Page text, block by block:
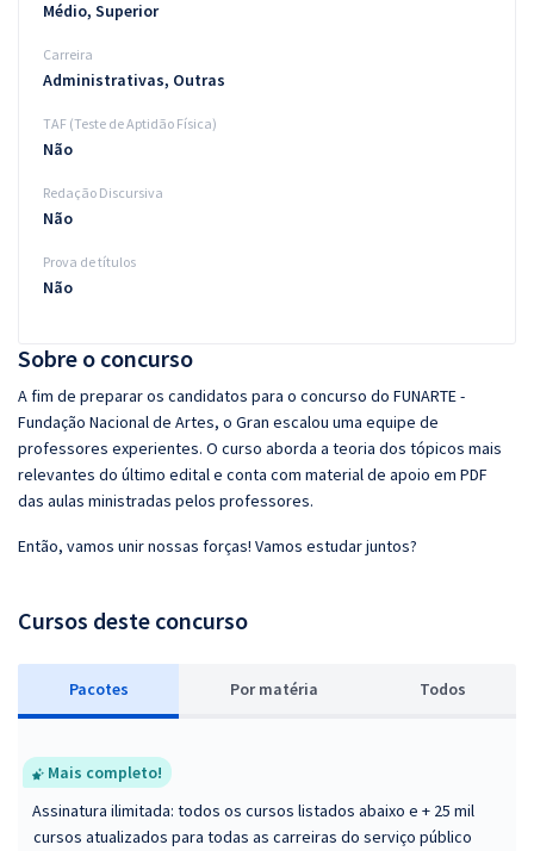
Sobre o concurso
A fim de preparar os candidatos para o concurso do FUNARTE -
Fundação Nacional de Artes, o Gran escalou uma equipe de
professores experientes. O curso aborda a teoria dos tópicos mais
relevantes do último edital e conta com material de apoio em PDF
das aulas ministradas pelos professores.
Então, vamos unir nossas forças! Vamos estudar juntos?
Cursos deste concurso
Pacotes Por matéria Todos
Mais completo!
Assinatura ilimitada: todos os cursos listados abaixo e + 25 mil
cursos atualizados para todas as carreiras do serviço público
Médio, Superior
Carreira
Administrativas, Outras
TAF (Teste de Aptidão Física)
Não
Redação Discursiva
Não
Prova de títulos
Não